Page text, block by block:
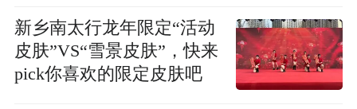
新乡南太行龙年限定“活动
皮肤”VS“雪景皮肤”，快来
pick你喜欢的限定皮肤吧